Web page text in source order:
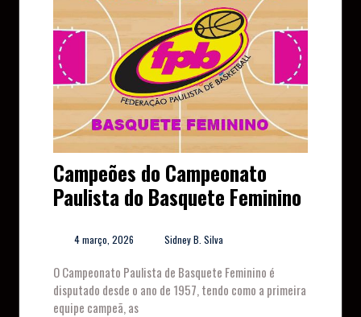
Campeões do Campeonato
Paulista do Basquete Feminino
4 março, 2026 Sidney B. Silva
O Campeonato Paulista de Basquete Feminino é
disputado desde o ano de 1957, tendo como a primeira
equipe campeã, as